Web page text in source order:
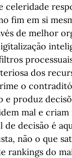
celeridade
fim em si
de melhor
dos
o
e produz
mal e
de decisão é
não o que
rankings do